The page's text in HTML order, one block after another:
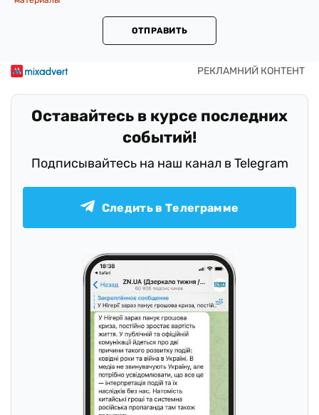
ОТПРАВИТЬ
Оставайтесь в курсе последних
событий!
Подписывайтесь на наш канал в Telegram
Следить в Телеграмме